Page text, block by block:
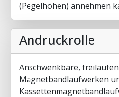
(Pegelhöhen) annehmen
Andruckrolle
Anschwenkbare,
Magnetbandlaufwerken